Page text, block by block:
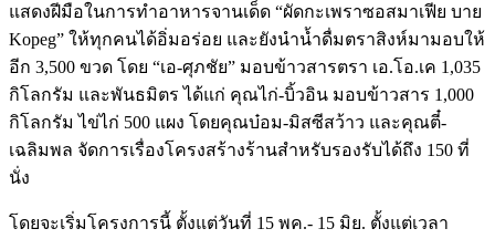
แสดงฝีมือในการทำอาหารจานเด็ด “ผัดกะเพราซอสมาเฟีย บาย
Kopeg” ให้ทุกคนได้อิ่มอร่อย และยังนำน้ำดื่มตราสิงห์มามอบให้
อีก 3,500 ขวด โดย “เอ-ศุภชัย” มอบข้าวสารตรา เอ.โอ.เค 1,035
กิโลกรัม และพันธมิตร ได้แก่ คุณไก่-บิ้วอิน มอบข้าวสาร 1,000
กิโลกรัม ไข่ไก่ 500 แผง โดยคุณบ๋อม-มิสซีสว้าว และคุณตี๋-
เฉลิมพล จัดการเรื่องโครงสร้างร้านสำหรับรองรับได้ถึง 150 ที่
นั่ง
โดยจะเริ่มโครงการนี้ ตั้งแต่วันที่ 15 พค.- 15 มิย. ตั้งแต่เวลา